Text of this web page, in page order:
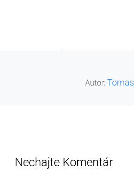
POST AUTHOR
Autor: Tomas
Nechajte Komentár